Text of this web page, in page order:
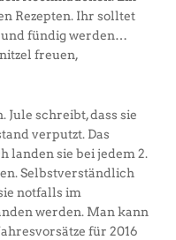
Rezepten. Ihr solltet
fündig werden…
freuen,
schreibt, dass sie
verputzt. Das
landen sie bei jedem 2.
Selbstverständlich
notfalls im
werden. Man kann
für 2016